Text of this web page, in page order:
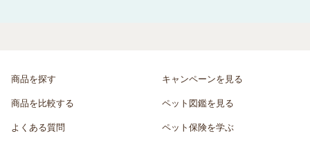
商品を探す キャンペーンを見る
商品を比較する ペット図鑑を見る
よくある質問 ペット保険を学ぶ